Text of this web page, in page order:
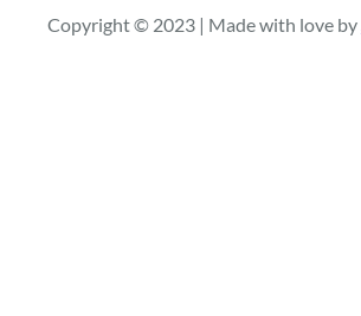
c
Copyright © 2023 | Made with love by